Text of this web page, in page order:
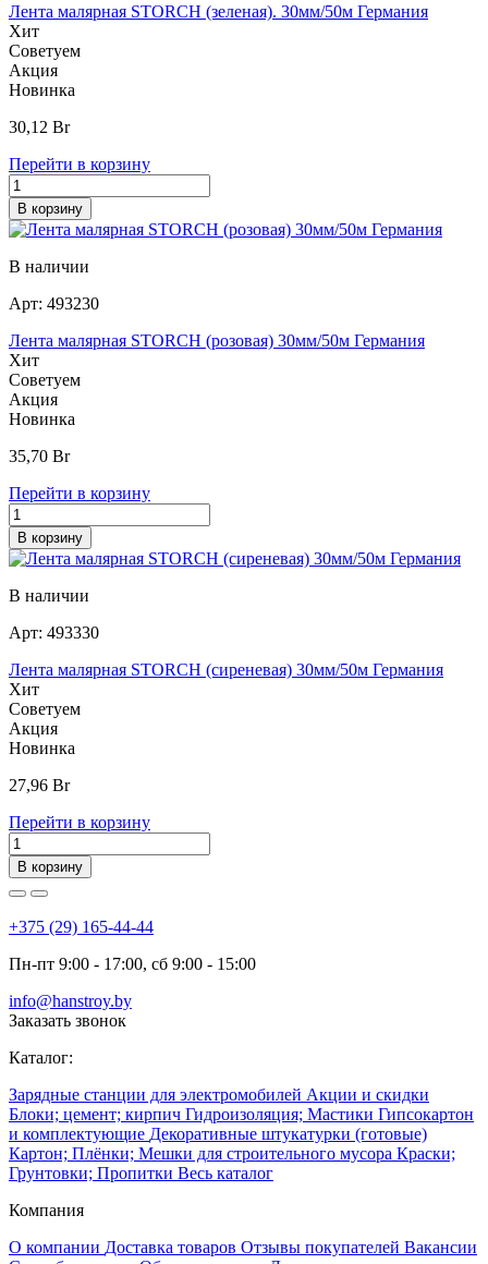
Лента малярная STORCH (зеленая). 30мм/50м Германия
Хит
Советуем
Акция
Новинка
30,12 Br
Перейти в корзину
В корзину
В наличии
Арт: 493230
Лента малярная STORCH (розовая) 30мм/50м Германия
Хит
Советуем
Акция
Новинка
35,70 Br
Перейти в корзину
В корзину
В наличии
Арт: 493330
Лента малярная STORCH (сиреневая) 30мм/50м Германия
Хит
Советуем
Акция
Новинка
27,96 Br
Перейти в корзину
В корзину
+375 (29) 165-44-44
Пн-пт 9:00 - 17:00, сб 9:00 - 15:00
info@hanstroy.by
Заказать звонок
Каталог:
Зарядные станции для электромобилей Акции и скидки
Блоки; цемент; кирпич Гидроизоляция; Мастики Гипсокартон
и комплектующие Декоративные штукатурки (готовые)
Картон; Плёнки; Мешки для строительного мусора Краски;
Грунтовки; Пропитки Весь каталог
Компания
О компании Доставка товаров Отзывы покупателей Вакансии